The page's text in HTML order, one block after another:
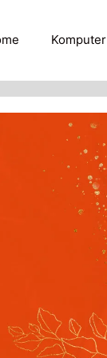
Komputer